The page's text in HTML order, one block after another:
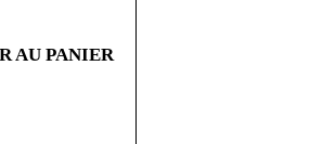
AU PANIER